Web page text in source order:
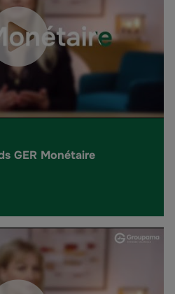
GER Monétaire